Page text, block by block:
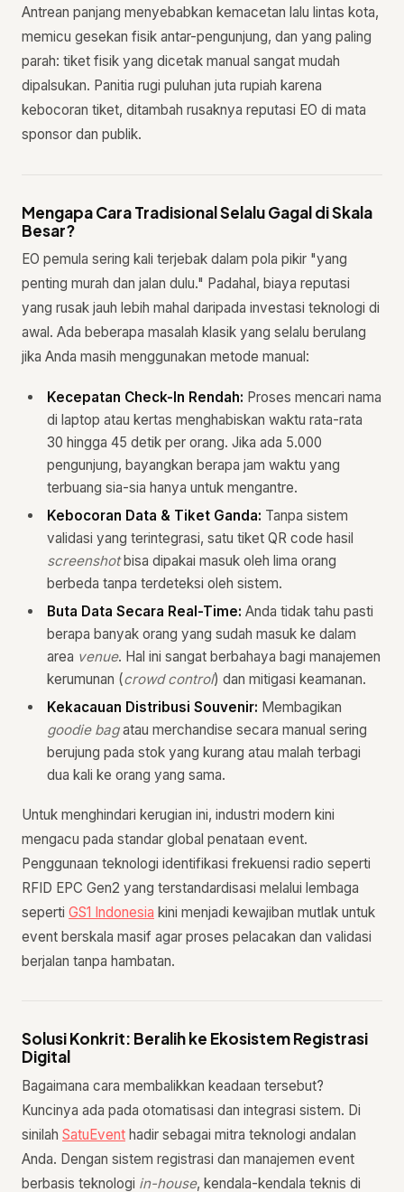
Antrean panjang menyebabkan kemacetan lalu lintas kota,
memicu gesekan fisik antar-pengunjung, dan yang paling
parah: tiket fisik yang dicetak manual sangat mudah
dipalsukan. Panitia rugi puluhan juta rupiah karena
kebocoran tiket, ditambah rusaknya reputasi EO di mata
sponsor dan publik.
Mengapa Cara Tradisional Selalu Gagal di Skala
Besar?
EO pemula sering kali terjebak dalam pola pikir "yang
penting murah dan jalan dulu." Padahal, biaya reputasi
yang rusak jauh lebih mahal daripada investasi teknologi di
awal. Ada beberapa masalah klasik yang selalu berulang
jika Anda masih menggunakan metode manual:
Kecepatan Check-In Rendah: Proses mencari nama
di laptop atau kertas menghabiskan waktu rata-rata
30 hingga 45 detik per orang. Jika ada 5.000
pengunjung, bayangkan berapa jam waktu yang
terbuang sia-sia hanya untuk mengantre.
Kebocoran Data & Tiket Ganda: Tanpa sistem
validasi yang terintegrasi, satu tiket QR code hasil
screenshotbisa dipakai masuk oleh lima orang
berbeda tanpa terdeteksi oleh sistem.
Buta Data Secara Real-Time: Anda tidak tahu pasti
berapa banyak orang yang sudah masuk ke dalam
area venue. Hal ini sangat berbahaya bagi manajemen
kerumunan (crowd control) dan mitigasi keamanan.
Kekacauan Distribusi Souvenir: Membagikan
goodie bagatau merchandise secara manual sering
berujung pada stok yang kurang atau malah terbagi
dua kali ke orang yang sama.
Untuk menghindari kerugian ini, industri modern kini
mengacu pada standar global penataan event.
Penggunaan teknologi identifikasi frekuensi radio seperti
RFID EPC Gen2 yang terstandardisasi melalui lembaga
seperti GS1 Indonesia kini menjadi kewajiban mutlak untuk
event berskala masif agar proses pelacakan dan validasi
berjalan tanpa hambatan.
Solusi Konkrit: Beralih ke Ekosistem Registrasi
Digital
Bagaimana cara membalikkan keadaan tersebut?
Kuncinya ada pada otomatisasi dan integrasi sistem. Di
sinilah SatuEvent hadir sebagai mitra teknologi andalan
Anda. Dengan sistem registrasi dan manajemen event
berbasis teknologi in-house, kendala-kendala teknis di